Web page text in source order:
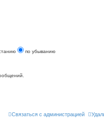
по убыванию
Связаться с администрацией